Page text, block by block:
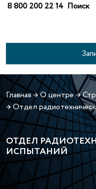
8 800 200 22 14 Поиск
Главная→О центре→
→Отдел
ОТДЕЛ
ИСПЫТАНИЙ